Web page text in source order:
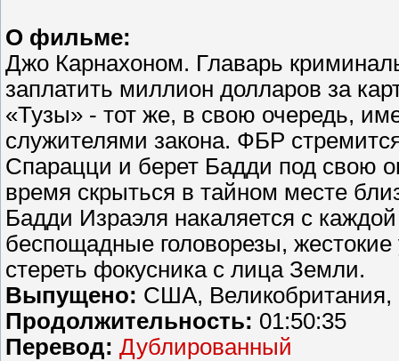
О фильме:
Джо Карнахоном. Главарь
заплатить миллион долларов за
«Тузы» - тот же, в свою очередь,
служителями закона. ФБР
Спарацци и берет Бадди под свою
время скрыться в тайном месте
Бадди Израэля накаляется с
беспощадные головорезы,
стереть фокусника с лица Земли.
Выпущено: США, Великобритания,
Продолжительность: 01:50:35
Перевод: Дублированный